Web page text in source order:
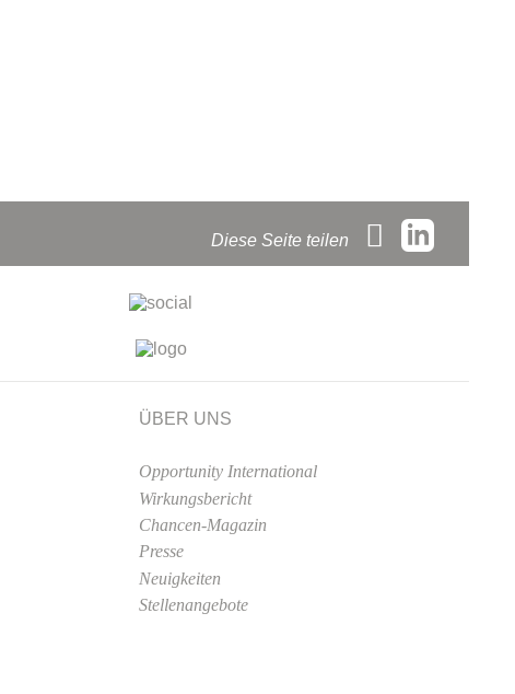
Diese Seite teilen
ÜBER UNS
Opportunity International
Wirkungsbericht
Chancen-Magazin
Presse
Neuigkeiten
Stellenangebote